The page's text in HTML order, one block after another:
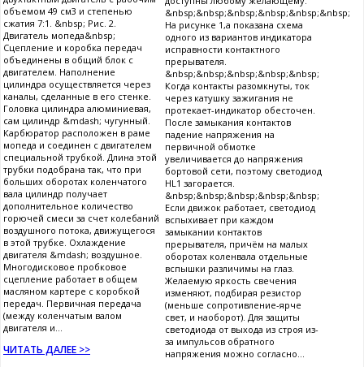
объемом 49 см3 и степенью
сжатия 7:1. &nbsp; Рис. 2.
Двигатель мопеда&nbsp;
Сцепление и коробка передач
объединены в общий блок с
двигателем. Наполнение
цилиндра осуществляется через
каналы, сделанные в его стенке.
Головка цилиндра алюминиевая,
сам цилиндр &mdash; чугунный.
Карбюратор расположен в раме
мопеда и соединен с двигателем
специальной трубкой. Длина этой
трубки подобрана так, что при
больших оборотах коленчатого
вала цилиндр получает
дополнительное количество
горючей смеси за счет колебаний
воздушного потока, движущегося
в этой трубке. Охлаждение
двигателя &mdash; воздушное.
Многодисковое пробковое
сцепление работает в общем
масляном картере с коробкой
передач. Первичная передача
(между коленчатым валом
двигателя и...
ЧИТАТЬ ДАЛЕЕ >>
&nbsp;&nbsp;&nbsp;&nbsp;&nbsp;&nbsp;
На рисунке 1,а показана схема
одного из вариантов индикатора
исправности контактного
прерывателя.
&nbsp;&nbsp;&nbsp;&nbsp;&nbsp;
Когда контакты разомкнуты, ток
через катушку зажигания не
протекает-индикатор обесточен.
После замыкания контактов
падение напряжения на
первичной обмотке
увеличивается до напряжения
бортовой сети, поэтому светодиод
HL1 загорается.
&nbsp;&nbsp;&nbsp;&nbsp;&nbsp;
Если движок работает, светодиод
вспыхивает при каждом
замыкании контактов
прерывателя, причём на малых
оборотах коленвала отдельные
вспышки различимы на глаз.
Желаемую яркость свечения
изменяют, подбирая резистор
(меньше сопротивление-ярче
свет, и наоборот). Для защиты
светодиода от выхода из строя из-
за импульсов обратного
напряжения можно согласно...